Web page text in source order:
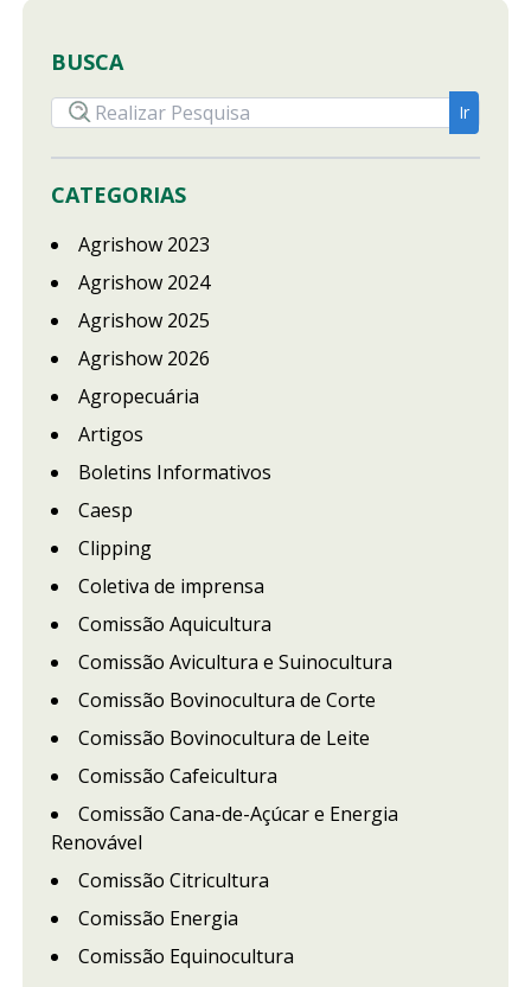
BUSCA
CATEGORIAS
Agrishow 2023
Agrishow 2024
Agrishow 2025
Agrishow 2026
Agropecuária
Artigos
Boletins Informativos
Caesp
Clipping
Coletiva de imprensa
Comissão Aquicultura
Comissão Avicultura e Suinocultura
Comissão Bovinocultura de Corte
Comissão Bovinocultura de Leite
Comissão Cafeicultura
Comissão Cana-de-Açúcar e Energia
Renovável
Comissão Citricultura
Comissão Energia
Comissão Equinocultura